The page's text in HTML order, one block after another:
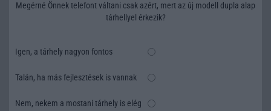
Megérné Önnek telefont váltani csak azért, mert az új modell dupla alap
tárhellyel érkezik?
Igen, a tárhely nagyon fontos
Talán, ha más fejlesztések is vannak
Nem, nekem a mostani tárhely is elég